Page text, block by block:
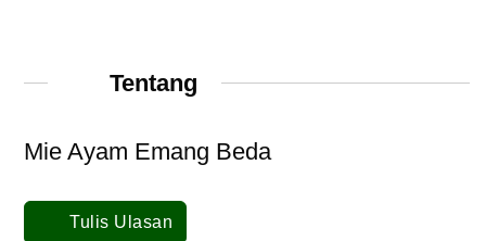
Tentang
Mie Ayam Emang Beda
Tulis Ulasan